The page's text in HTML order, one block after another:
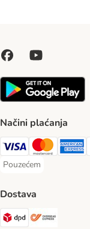
Načini plaćanja
Visa Payment Method
MasterCard
Pouzećem
Pouzećem Payment
Dostava
DPD Shipping